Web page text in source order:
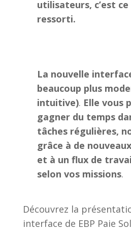
utilisateurs, c’est ce
ressorti.
La nouvelle
beaucoup plus
intuitive). Elle vous
gagner du temps
tâches régulières,
grâce à de
et à un flux de
selon vos missions.
Découvrez la
interface de EBP Paie